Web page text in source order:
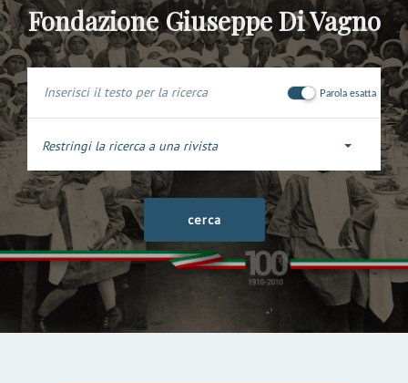
Fondazione Giuseppe Di Vagno
Parola esatta
Restringi la ricerca a una rivista